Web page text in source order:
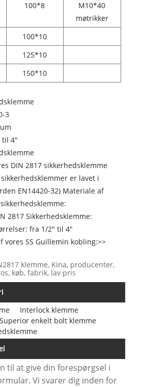
100*8
M10*40
møtrikker
100*10
125*10
150*10
3
til 4"
DIN 2817 sikkerhedsklemme
sikkerhedsklemmer er lavet i
EN14420-32) Materiale af
2817 Sikkerhedsklemme:
fra 1/2" til 4"
SS Guillemin kobling:>>
klemme, Kina, producenter,
køb, fabrik, lav pris
Interlock klemme
Superior enkelt bolt klemme
til at give din forespørgsel i
Vi svarer dig inden for